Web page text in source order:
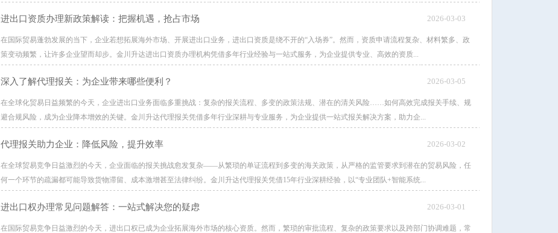
进出口资质办理新政策解读：把握机遇，抢占市场 2026-03-03
在国际贸易蓬勃发展的当下，企业若想拓展海外市场、开展进出口业务，进出口资质是绕不开的“入场券”。然而，资质申请流程复杂、材料繁多、政
策变动频繁，让许多企业望而却步。金川升达进出口资质办理机构凭借多年行业经验与一站式服务，为企业提供专业、高效的资质...
深入了解代理报关：为企业带来哪些便利？ 2026-03-05
在全球化贸易日益频繁的今天，企业进出口业务面临多重挑战：复杂的报关流程、多变的政策法规、潜在的清关风险……如何高效完成报关手续、规
避合规风险，成为企业降本增效的关键。金川升达代理报关凭借多年行业深耕与专业服务，为企业提供一站式报关解决方案，助力企...
代理报关助力企业：降低风险，提升效率 2026-03-02
在全球贸易竞争日益激烈的今天，企业面临的报关挑战愈发复杂——从繁琐的单证流程到多变的海关政策，从严格的监管要求到潜在的贸易风险，任
何一个环节的疏漏都可能导致货物滞留、成本激增甚至法律纠纷。金川升达代理报关凭借15年行业深耕经验，以“专业团队+智能系统...
进出口权办理常见问题解答：一站式解决您的疑虑 2026-03-01
在国际贸易竞争日益激烈的今天，进出口权已成为企业拓展海外市场的核心资质。然而，繁琐的审批流程、复杂的政策要求以及跨部门协调难题，常